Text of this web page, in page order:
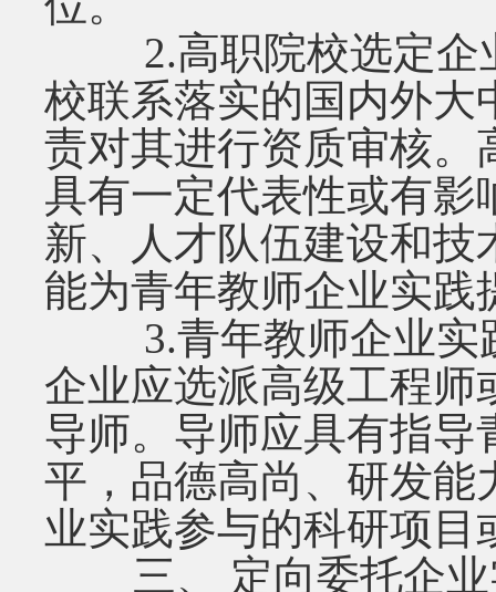
2.高职院校选定企
校联系落实的国内外大
责对其进行资质审核。
具有一定代表性或有影
新、人才队伍建设和
能为青年教师企业实践
3.青年教师企业实
企业应选派高级工程师
导师。导师应具有指导
平，品德高尚、研发能
业实践参与的科研项目
三、 定向委托企业